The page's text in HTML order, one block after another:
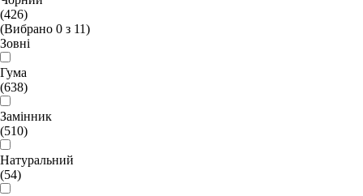
(426)
(Вибрано 0 з 11)
Зовні
Гума
(638)
Замінник
(510)
Натуральний
(54)